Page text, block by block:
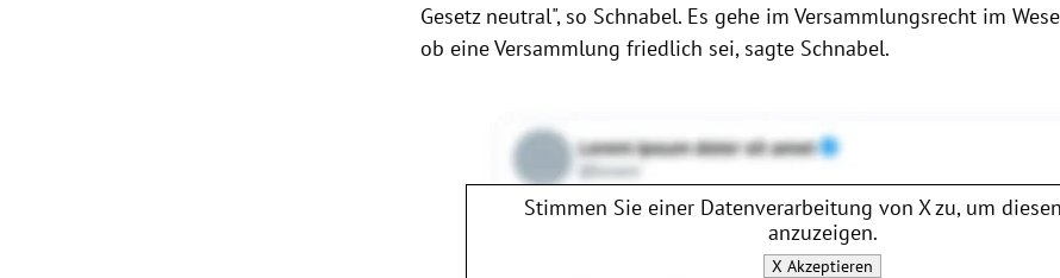
Gesetz neutral", so Schnabel. Es gehe im Versammlungsrecht im
ob eine Versammlung friedlich sei, sagte Schnabel.
Stimmen Sie einer Datenverarbeitung von Xzu, um
anzuzeigen.
X Akzeptieren